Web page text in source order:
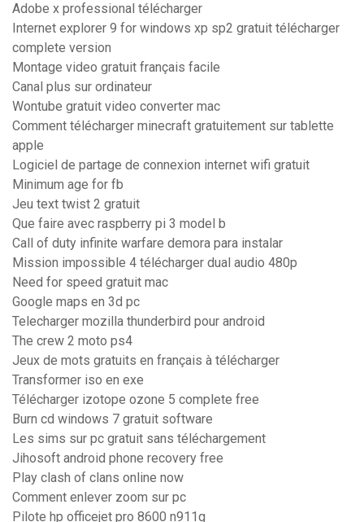
Adobe x professional télécharger
Internet explorer 9 for windows xp sp2 gratuit télécharger
complete version
Montage video gratuit français facile
Canal plus sur ordinateur
Wontube gratuit video converter mac
Comment télécharger minecraft gratuitement sur tablette
apple
Logiciel de partage de connexion internet wifi gratuit
Minimum age for fb
Jeu text twist 2 gratuit
Que faire avec raspberry pi 3 model b
Call of duty infinite warfare demora para instalar
Mission impossible 4 télécharger dual audio 480p
Need for speed gratuit mac
Google maps en 3d pc
Telecharger mozilla thunderbird pour android
The crew 2 moto ps4
Jeux de mots gratuits en français à télécharger
Transformer iso en exe
Télécharger izotope ozone 5 complete free
Burn cd windows 7 gratuit software
Les sims sur pc gratuit sans téléchargement
Jihosoft android phone recovery free
Play clash of clans online now
Comment enlever zoom sur pc
Pilote hp officejet pro 8600 n911g